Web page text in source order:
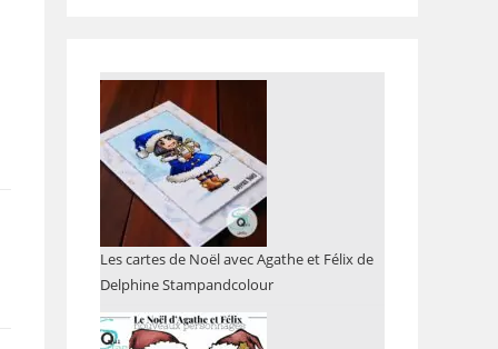
Les cartes de Noël avec Agathe et Félix de
Delphine Stampandcolour